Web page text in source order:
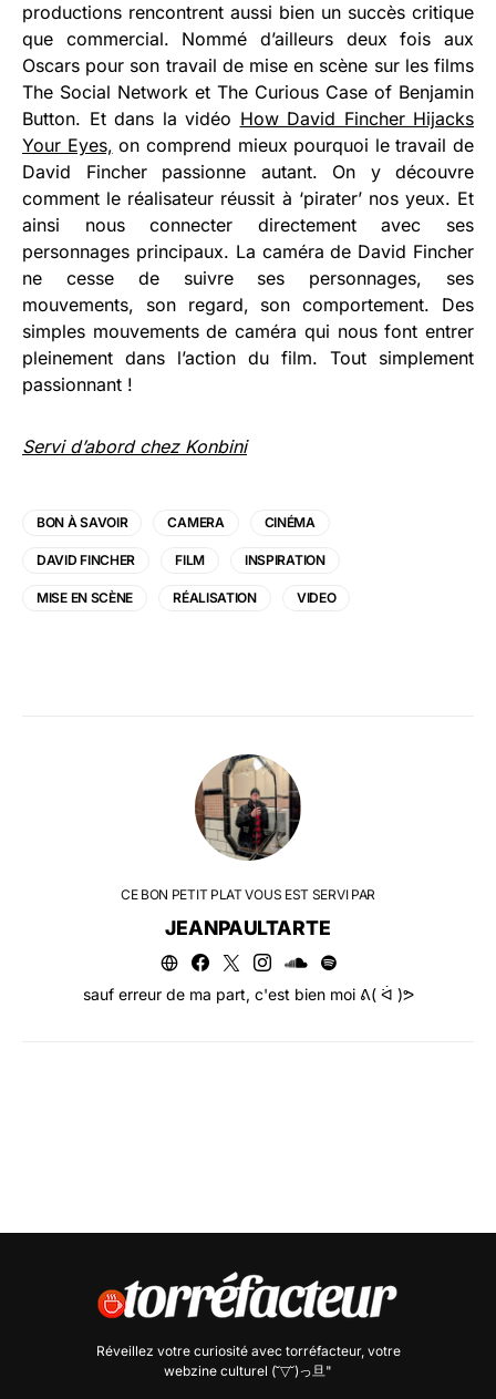
productions rencontrent aussi bien un succès critique
que commercial. Nommé d’ailleurs deux fois aux
Oscars pour son travail de mise en scène sur les films
The Social Network et The Curious Case of Benjamin
Button. Et dans la vidéo How David Fincher Hijacks
Your Eyes, on comprend mieux pourquoi le travail de
David Fincher passionne autant. On y découvre
comment le réalisateur réussit à ‘pirater’ nos yeux. Et
ainsi nous connecter directement avec ses
personnages principaux. La caméra de David Fincher
ne cesse de suivre ses personnages, ses
mouvements, son regard, son comportement. Des
simples mouvements de caméra qui nous font entrer
pleinement dans l’action du film. Tout simplement
passionnant !
Servi d’abord chez Konbini
BON À SAVOIR CAMERA CINÉMA
DAVID FINCHER FILM INSPIRATION
MISE EN SCÈNE RÉALISATION VIDEO
CE BON PETIT PLAT VOUS EST SERVI PAR
JEANPAULTARTE
sauf erreur de ma part, c'est bien moi ᕕ( ᐛ )ᕗ
Réveillez votre curiosité avec torréfacteur, votre
webzine culturel (˘▽˘)っ旦"